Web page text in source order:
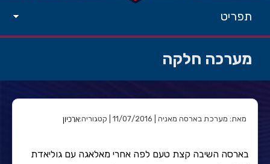
תפריט
מערכה חלקה
מאת: מערכת בארסה מאניה | 11/07/2016 | קטגוריה: ארכיון
בארסה השיבה קצת טעם לפה אחרי מאלאגה עם גוליאדת